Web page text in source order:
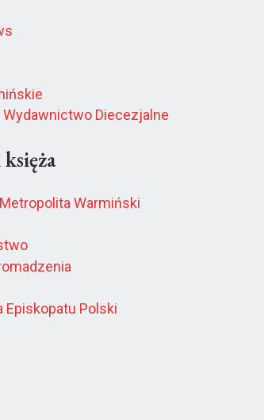
Diecezjalne
Warmiński
Episkopatu Polski